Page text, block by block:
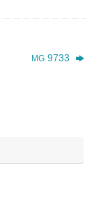
MG9733